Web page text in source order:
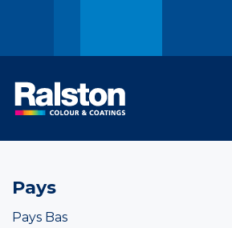
Pays
Pays Bas